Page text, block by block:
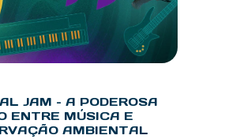
JAM – A PODEROSA
ENTRE MÚSICA E
AMBIENTAL